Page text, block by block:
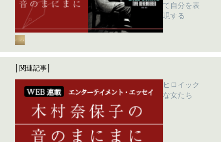
て自分を表
現する
│関連記事│
ヒロイック
な女たち